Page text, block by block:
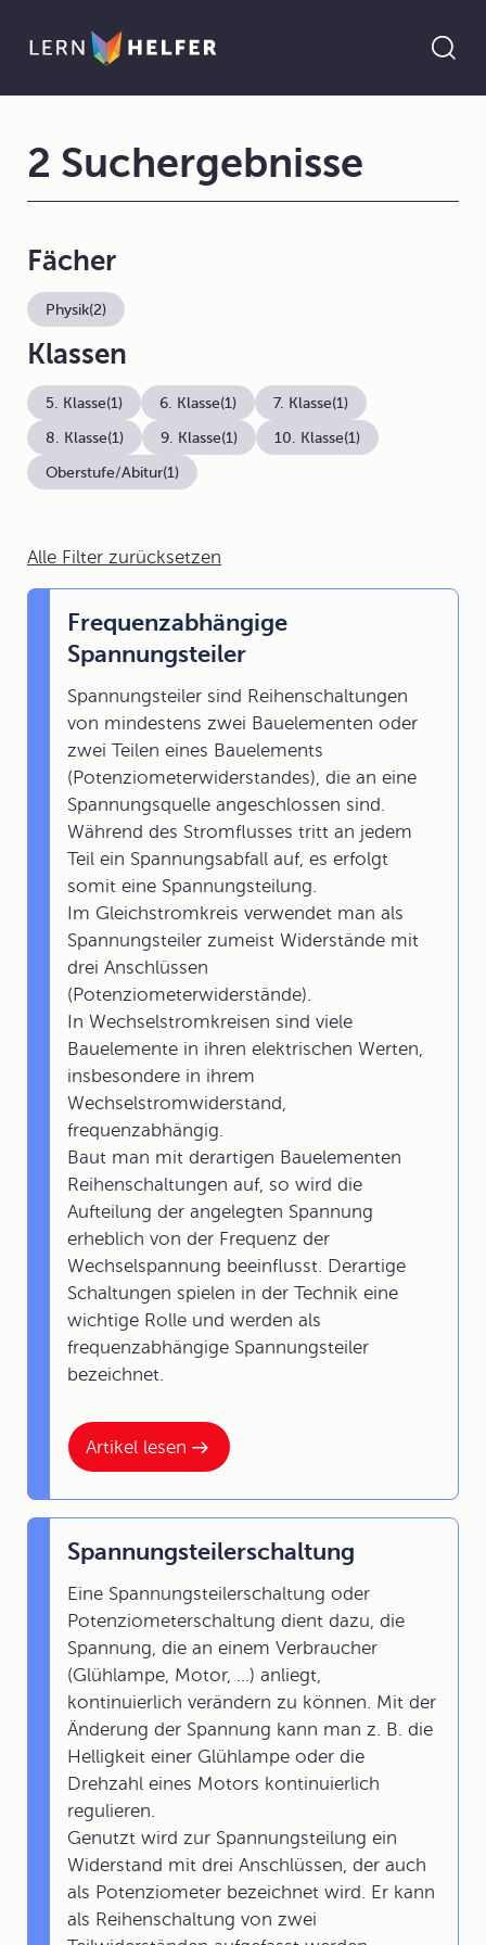
Alle Filter zurücksetzen
Artikel lesen
Frequenzabhängige
Spannungsteiler
Spannungsteiler sind Reihenschaltungen
von mindestens zwei Bauelementen oder
zwei Teilen eines Bauelements
(Potenziometerwiderstandes), die an eine
Spannungsquelle angeschlossen sind.
Während des Stromflusses tritt an jedem
Teil ein Spannungsabfall auf, es erfolgt
somit eine Spannungsteilung.
Im Gleichstromkreis verwendet man als
Spannungsteiler zumeist Widerstände mit
drei Anschlüssen
(Potenziometerwiderstände).
In Wechselstromkreisen sind viele
Bauelemente in ihren elektrischen Werten,
insbesondere in ihrem
Wechselstromwiderstand,
frequenzabhängig.
Baut man mit derartigen Bauelementen
Reihenschaltungen auf, so wird die
Aufteilung der angelegten Spannung
erheblich von der Frequenz der
Wechselspannung beeinflusst. Derartige
Schaltungen spielen in der Technik eine
wichtige Rolle und werden als
frequenzabhängige Spannungsteiler
bezeichnet.
Spannungsteilerschaltung
Eine Spannungsteilerschaltung oder
Potenziometerschaltung dient dazu, die
Spannung, die an einem Verbraucher
(Glühlampe, Motor, ...) anliegt,
kontinuierlich verändern zu können. Mit der
Änderung der Spannung kann man z. B. die
Helligkeit einer Glühlampe oder die
Drehzahl eines Motors kontinuierlich
regulieren.
Genutzt wird zur Spannungsteilung ein
Widerstand mit drei Anschlüssen, der auch
als Potenziometer bezeichnet wird. Er kann
als Reihenschaltung von zwei
2 Suchergebnisse
Fächer
Physik(2)
Klassen
5. Klasse(1) 6. Klasse(1) 7. Klasse(1)
8. Klasse(1) 9. Klasse(1) 10. Klasse(1)
Oberstufe/Abitur(1)